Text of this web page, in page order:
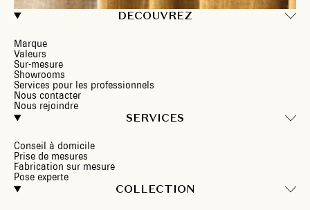
DECOUVREZ
Marque
Valeurs
Sur-mesure
Showrooms
Services pour les professionnels
Nous contacter
Nous rejoindre
SERVICES
Conseil à domicile
Prise de mesures
Fabrication sur mesure
Pose experte
COLLECTION